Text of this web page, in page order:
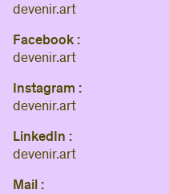
devenir.art
Facebook :
devenir.art
Instagram :
devenir.art
LinkedIn :
devenir.art
Mail :